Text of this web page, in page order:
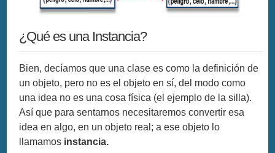
¿Qué es una Instancia?
Bien, decíamos que una clase es como la definición de
un objeto, pero no es el objeto en sí, del modo como
una idea no es una cosa física (el ejemplo de la silla).
Así que para sentarnos necesitaremos convertir esa
idea en algo, en un objeto real; a ese objeto lo
llamamos instancia.